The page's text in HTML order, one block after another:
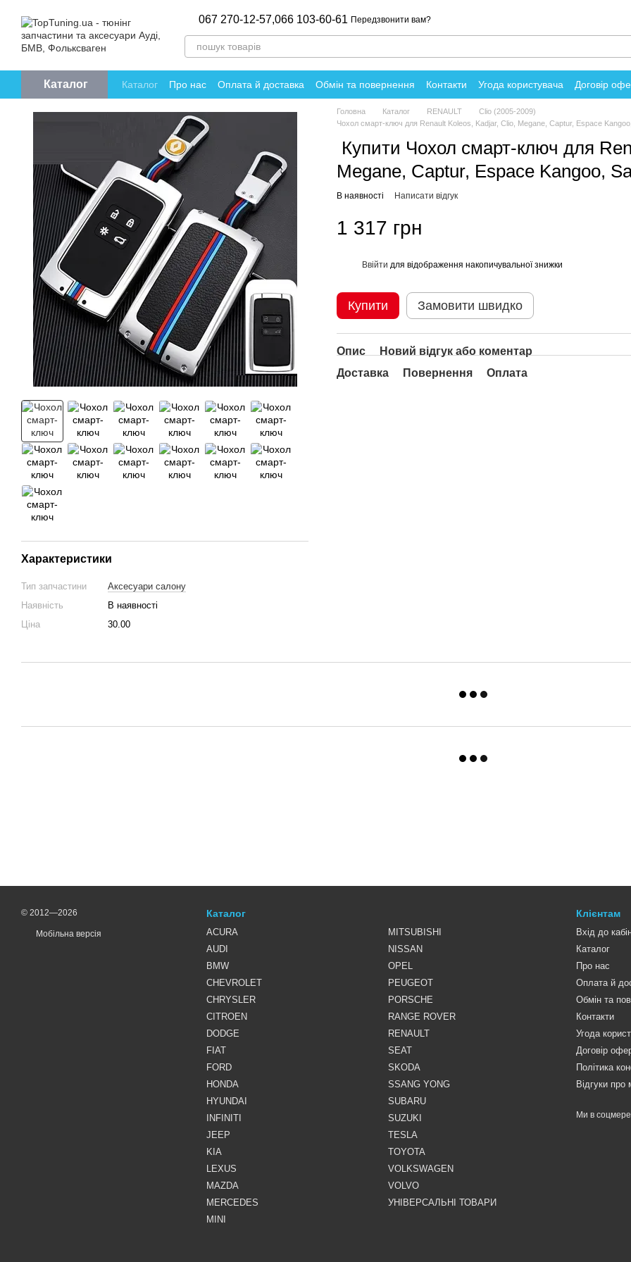
067 270-12-57,066 103-60-61 Передзвонити вам?
Каталог Каталог Про нас Оплата й доставка Обмін та повернення Контакти Угода користувача
Договір
Політика конфіденційності
Відгуки про магазин
Характеристики
Тип запчастини
Аксесуари салону
Наявність
В наявності
Ціна
30.00
Головна Каталог RENAULT
Clio (2005-2009)
Чохол смарт-ключ для Renault Koleos, Kadjar, Clio, Megane, Captur, Espace
Купити Чохол смарт-ключ для
Megane, Captur, Espace Kangoo,
В наявності Написати відгук
1 317 грн
Ввійти для відображення накопичувальної знижки
Купити Замовити швидко
Опис
Новий відгук або коментар
Доставка
Повернення Оплата
© 2012—2026
Мобільна версія
Каталог
ACURA
AUDI
BMW
CHEVROLET
CHRYSLER
CITROEN
DODGE
FIAT
FORD
HONDA
HYUNDAI
INFINITI
JEEP
KIA
LEXUS
MAZDA
MERCEDES
MINI
MITSUBISHI
NISSAN
OPEL
PEUGEOT
PORSCHE
RANGE ROVER
RENAULT
SEAT
SKODA
SSANG YONG
SUBARU
SUZUKI
TESLA
TOYOTA
VOLKSWAGEN
VOLVO
УНІВЕРСАЛЬНІ ТОВАРИ
Клієнтам
Вхід до
Каталог
Про нас
Оплата й
Обмін та
Контакти
Угода
Договір
Політика
Відгуки про
Ми в